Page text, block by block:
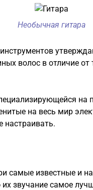
Необычная гитара
волос в отличие
на
на весь мир
настраивать.
самые известные и
звучание самое